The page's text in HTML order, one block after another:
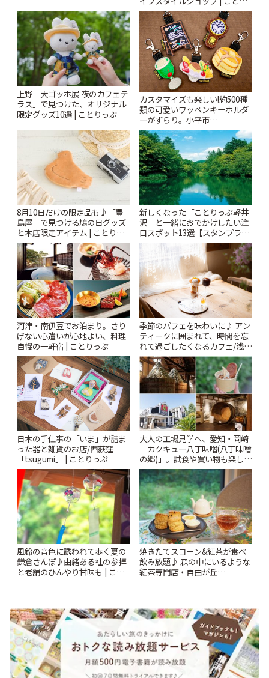
りっぷ
っぷ
上野「大ゴッホ展 夜のカフェテ
ラス」で見つけた、オリジナル
限定グッズ10選 | ことりっぷ
カスタマイズも楽しい!約500種
類の可愛いワッペンキーホルダ
ーがずらり。小平市
「Kimamaya T&K」 | ことりっ
ぷ
8月10日だけの限定品も♪「豊
島屋」で見つける鳩の日グッズ
と本店限定アイテム | ことりっ
ぷ
新しくなった「ことりっぷ軽井
沢」と一緒におでかけしたい注
目スポット13選【スタンプラリ
ー開催中】 | ことりっぷ
河津・南伊豆でお泊まり。さり
げない心遣いが心地よい、料理
自慢の一軒宿 | ことりっぷ
季節のパフェを味わいに♪ アン
ティークに囲まれて、時間を忘
れて過ごしたくなるカフェ/浅草
「annorum cafe」 | ことりっぷ
日本の手仕事の「いま」が詰ま
った器と雑貨のお店/西荻窪
「tsugumi」 | ことりっぷ
大人の工場見学へ、愛知・岡崎
「カクキュー八丁味噌(八丁味噌
の郷)」。試食や買い物も楽しみ
♪ | ことりっぷ
風鈴の音色に誘われて歩く夏の
鎌倉さんぽ♪由緒ある社の参拝
と老舗のひんやり甘味も | こと
焼きたてスコーン&紅茶が食べ
飲み放題♪ 森の中にいるような
紅茶専門店・自由が丘